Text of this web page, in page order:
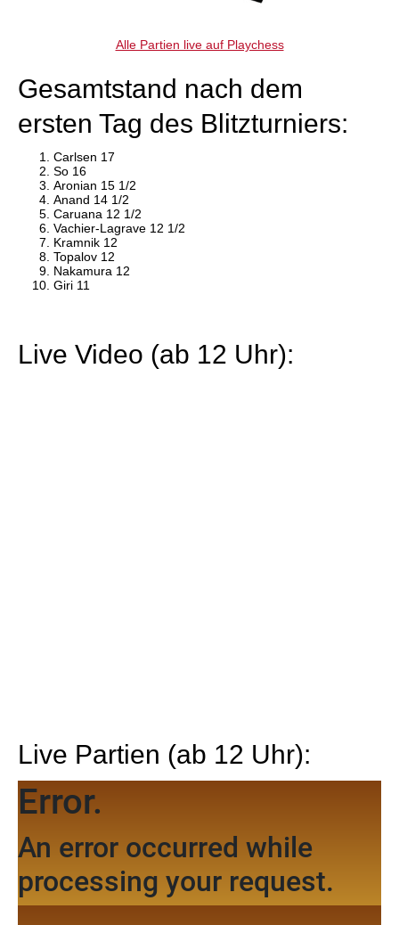
Alle Partien live auf Playchess
Gesamtstand nach dem
ersten Tag des Blitzturniers:
Carlsen 17
So 16
Aronian 15 1/2
Anand 14 1/2
Caruana 12 1/2
Vachier-Lagrave 12 1/2
Kramnik 12
Topalov 12
Nakamura 12
Giri 11
Live Video (ab 12 Uhr):
Live Partien (ab 12 Uhr):